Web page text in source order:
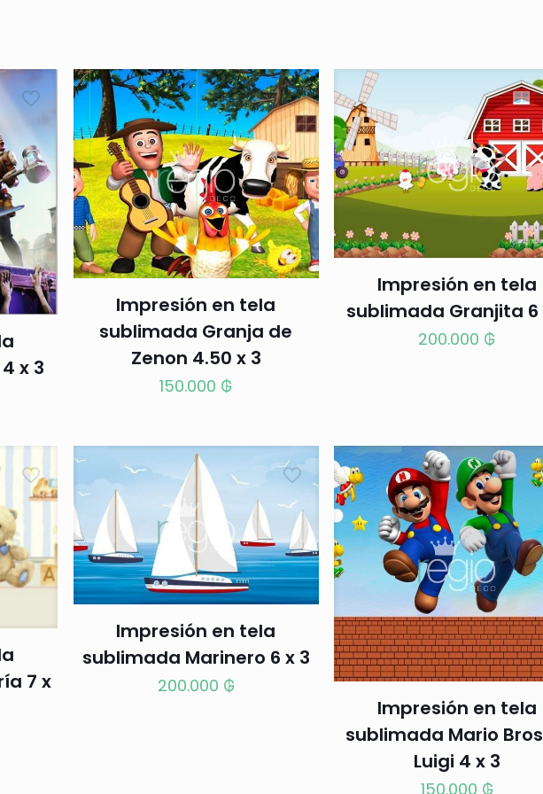
x 3
Impresión en tela
sublimada Granja de
Zenon 4.50 x 3
150.000 ₲
Impresión en tela
sublimada Granjita 6
200.000 ₲
7 x
Impresión en tela
sublimada Marinero 6 x 3
200.000 ₲
Impresión en tela
sublimada Mario
Luigi 4 x 3
150.000 ₲